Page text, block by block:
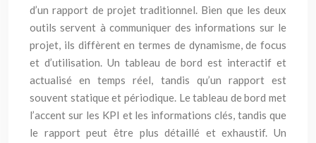
d’un rapport de projet traditionnel. Bien que les deux
outils servent à communiquer des informations sur le
projet, ils diffèrent en termes de dynamisme, de focus
et d’utilisation. Un tableau de bord est interactif et
actualisé en temps réel, tandis qu’un rapport est
souvent statique et périodique. Le tableau de bord met
l’accent sur les KPI et les informations clés, tandis que
le rapport peut être plus détaillé et exhaustif. Un